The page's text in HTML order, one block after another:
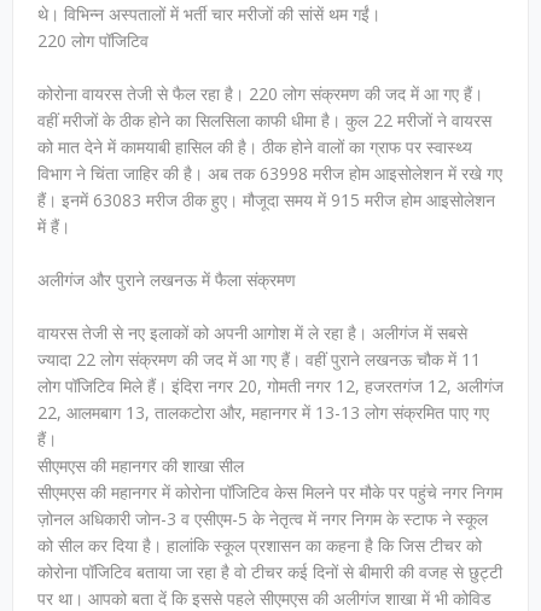
थे। विभिन्न अस्पतालों में भर्ती चार मरीजों की सांसें थम गईं।
220 लोग पॉजिटिव
कोरोना वायरस तेजी से फैल रहा है। 220 लोग संक्रमण की जद में आ गए हैं।
वहीं मरीजों के ठीक होने का सिलसिला काफी धीमा है। कुल 22 मरीजों ने वायरस
को मात देने में कामयाबी हासिल की है। ठीक होने वालों का ग्राफ पर स्वास्थ्य
विभाग ने चिंता जाहिर की है। अब तक 63998 मरीज होम आइसोलेशन में रखे गए
हैं। इनमें 63083 मरीज ठीक हुए। मौजूदा समय में 915 मरीज होम आइसोलेशन
में हैं।
अलीगंज और पुराने लखनऊ में फैला संक्रमण
वायरस तेजी से नए इलाकों को अपनी आगोश में ले रहा है। अलीगंज में सबसे
ज्यादा 22 लोग संक्रमण की जद में आ गए हैं। वहीं पुराने लखनऊ चौक में 11
लोग पॉजिटिव मिले हैं। इंदिरा नगर 20, गोमती नगर 12, हजरतगंज 12, अलीगंज
22, आलमबाग 13, तालकटोरा और, महानगर में 13-13 लोग संक्रमित पाए गए
हैं।
सीएमएस की महानगर की शाखा सील
सीएमएस की महानगर में कोरोना पॉजिटिव केस मिलने पर मौके पर पहुंचे नगर निगम
ज़ोनल अधिकारी जोन-3 व एसीएम-5 के नेतृत्व में नगर निगम के स्टाफ ने स्कूल
को सील कर दिया है। हालांकि स्कूल प्रशासन का कहना है कि जिस टीचर को
कोरोना पॉजिटिव बताया जा रहा है वो टीचर कई दिनों से बीमारी की वजह से छुट्टी
पर था। आपको बता दें कि इससे पहले सीएमएस की अलीगंज शाखा में भी कोविड